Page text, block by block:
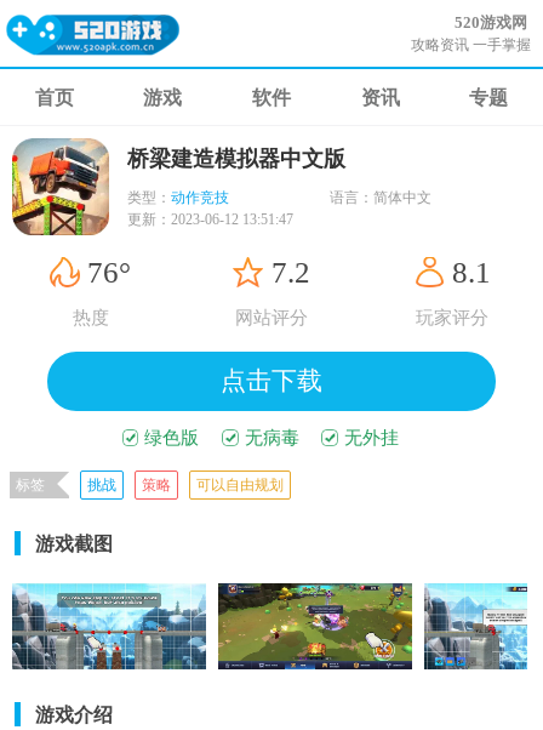
520游戏网
攻略资讯 一手掌握
首页 游戏 软件 资讯 专题
桥梁建造模拟器中文版
类型： 动作竞技 语言： 简体中文
更新： 2023-06-12 13:51:47
76°
热度
7.2
网站评分
8.1
玩家评分
点击下载
绿色版 无病毒 无外挂
标签 挑战 策略 可以自由规划
游戏截图
游戏介绍